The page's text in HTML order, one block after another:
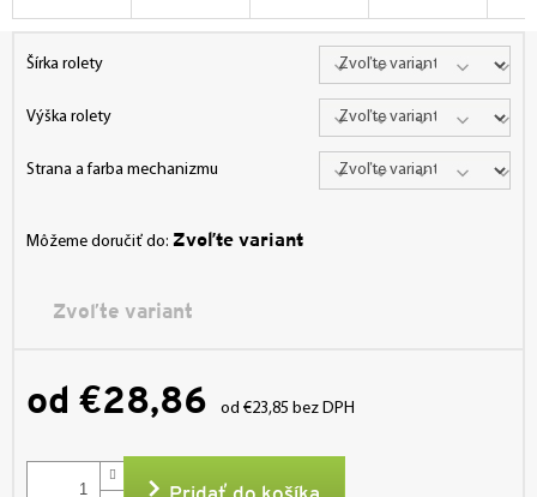
od €28,86 od €23,85 bez DPH
cena:
Šírka rolety
Výška rolety
Strana a farba mechanizmu
Môžeme doručiť do: Zvoľte variant
Zvoľte variant